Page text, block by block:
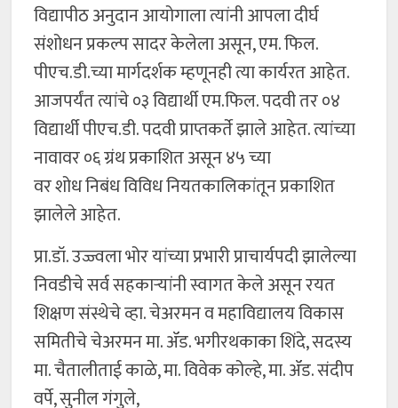
विद्यापीठ अनुदान आयोगाला त्यांनी आपला दीर्घ
संशोधन प्रकल्प सादर केलेला असून, एम. फिल.
पीएच.डी.च्या मार्गदर्शक म्हणूनही त्या कार्यरत आहेत.
आजपर्यंत त्यांचे ०३ विद्यार्थी एम.फिल. पदवी तर ०४
विद्यार्थी पीएच.डी. पदवी प्राप्तकर्ते झाले आहेत. त्यांच्या
नावावर ०६ ग्रंथ प्रकाशित असून ४५ च्या
वर शोध निबंध विविध नियतकालिकांतून प्रकाशित
झालेले आहेत.
प्रा.डॉ. उज्ज्वला भोर यांच्या प्रभारी प्राचार्यपदी झालेल्या
निवडीचे सर्व सहकाऱ्यांनी स्वागत केले असून रयत
शिक्षण संस्थेचे व्हा. चेअरमन व महाविद्यालय विकास
समितीचे चेअरमन मा. ॲड. भगीरथकाका शिंदे, सदस्य
मा. चैतालीताई काळे, मा. विवेक कोल्हे, मा. ॲड. संदीप
वर्पे, सुनील गंगुले,